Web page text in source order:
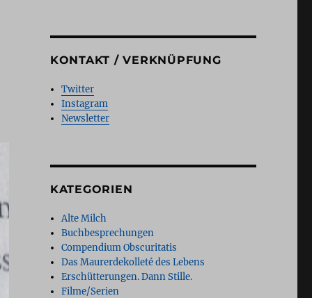
KONTAKT / VERKNÜPFUNG
Twitter
Instagram
Newsletter
KATEGORIEN
Alte Milch
Buchbesprechungen
Compendium Obscuritatis
Das Maurerdekolleté des Lebens
Erschütterungen. Dann Stille.
Filme/Serien